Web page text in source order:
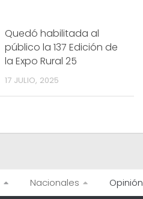
Quedó habilitada al
público la 137 Edición de
la Expo Rural 25
17 JULIO, 2025
Nacionales Opinión